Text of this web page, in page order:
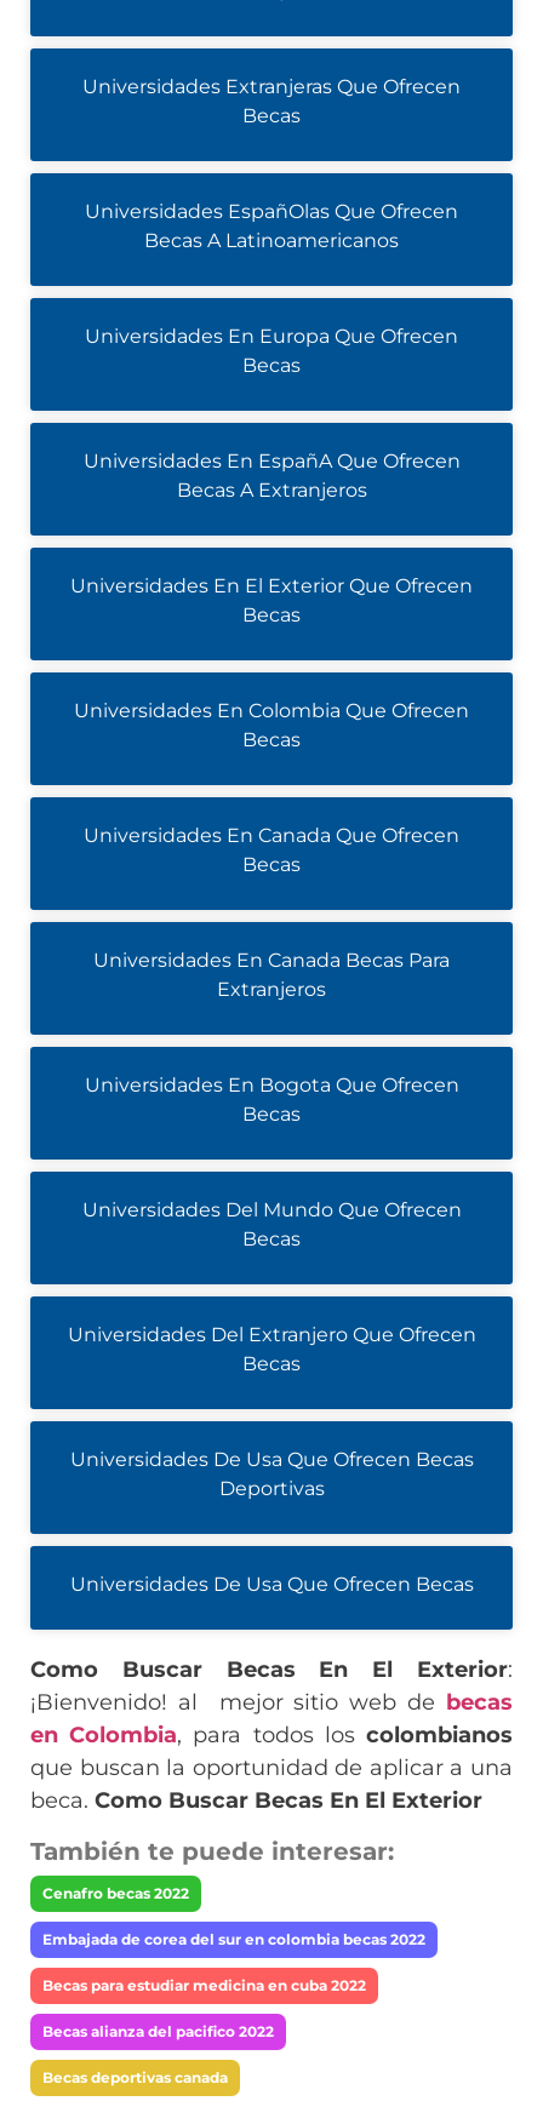
Universidades Extranjeras Que Ofrecen
Becas
Universidades EspañOlas Que Ofrecen
Becas A Latinoamericanos
Universidades En Europa Que Ofrecen
Becas
Universidades En EspañA Que Ofrecen
Becas A Extranjeros
Universidades En El Exterior Que Ofrecen
Becas
Universidades En Colombia Que Ofrecen
Becas
Universidades En Canada Que Ofrecen
Becas
Universidades En Canada Becas Para
Extranjeros
Universidades En Bogota Que Ofrecen
Becas
Universidades Del Mundo Que Ofrecen
Becas
Universidades Del Extranjero Que Ofrecen
Becas
Universidades De Usa Que Ofrecen Becas
Deportivas
Universidades De Usa Que Ofrecen Becas
Como Buscar Becas En El Exterior:
¡Bienvenido! al mejor sitio web de becas
en Colombia, para todos loscolombianos
que buscan la oportunidad de aplicar a una
beca. Como Buscar Becas En El Exterior
También te puede interesar:
Cenafro becas 2022
Embajada de corea del sur en colombia becas 2022
Becas para estudiar medicina en cuba 2022
Becas alianza del pacifico 2022
Becas deportivas canada